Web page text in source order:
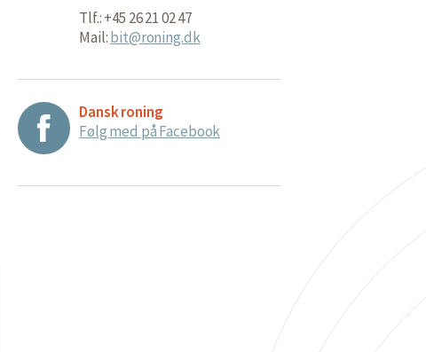
Tlf.: +45 26 21 02 47
Mail:bit@roning.dk
Dansk roning
Følg med på Facebook